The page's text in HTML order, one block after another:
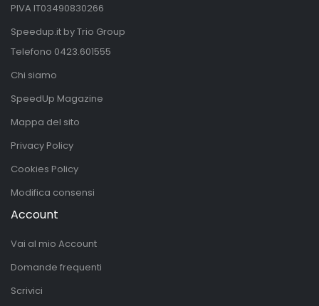
PIVA IT03490830266
Speedup.it by Trio Group
Telefono 0423.601555
Chi siamo
SpeedUp Magazine
Mappa del sito
Privacy Policy
Cookies Policy
Modifica consensi
Account
Vai al mio Account
Domande frequenti
Scrivici